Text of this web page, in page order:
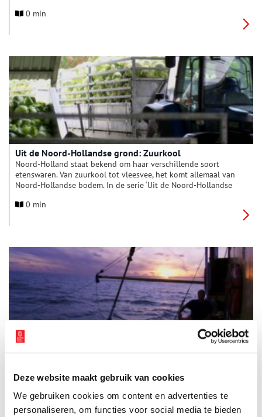
Deze website maakt gebruik van cookies
We gebruiken cookies om content en advertenties te
personaliseren, om functies voor social media te bieden
aan bod.
0 min
Uit de Noord-Hollandse grond: Zuurkool
Noord-Holland staat bekend om haar verschillende soort
etenswaren. Van zuurkool tot vleesvee, het komt allemaal van
Noord-Hollandse bodem. In de serie ‘Uit de Noord-Hollandse
aan bod.
0 min
Uit de Noord-Hollandse grond: Visserij
Noord-Holland staat bekend om haar verschillende soort
Noord-Hollandse bodem. In de serie ‘Uit de Noord-Hollandse
aan bod.
0 min